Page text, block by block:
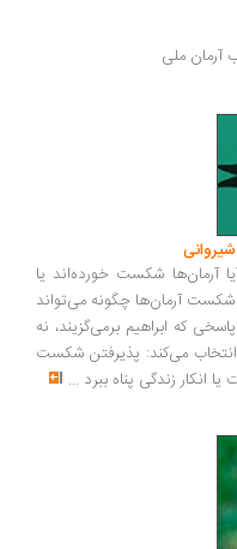
آرمان ملی
آرمان‌ها شکست خورده‌اند یا
آرمان‌ها چگونه می‌تواند
که ابراهیم برمی‌گزیند، نه
می‌کند: پذیرفتن شکست
انکار زندگی پناه ببرد ...